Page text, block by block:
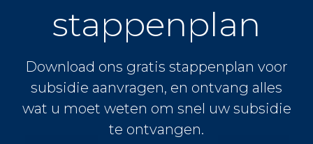
stappenplan
Download ons gratis stappenplan voor
subsidie aanvragen, en ontvang alles
wat u moet weten om snel uw subsidie
te ontvangen.